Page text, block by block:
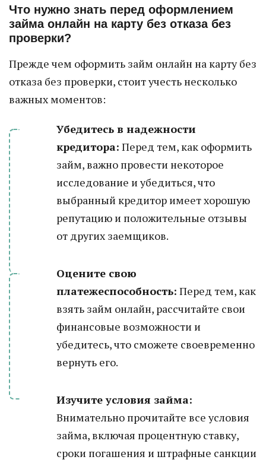
Что нужно знать перед оформлением
займа онлайн на карту без отказа без
проверки?
Прежде чем оформить займ онлайн на карту без
отказа без проверки, стоит учесть несколько
важных моментов:
Убедитесь в надежности
кредитора: Перед тем, как оформить
займ, важно провести некоторое
исследование и убедиться, что
выбранный кредитор имеет хорошую
репутацию и положительные отзывы
от других заемщиков.
Оцените свою
платежеспособность: Перед тем, как
взять займ онлайн, рассчитайте свои
финансовые возможности и
убедитесь, что сможете своевременно
вернуть его.
Изучите условия займа:
Внимательно прочитайте все условия
займа, включая процентную ставку,
сроки погашения и штрафные санкции